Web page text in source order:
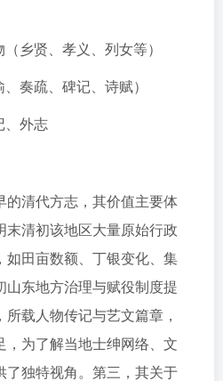
（乡贤、孝义、列女等）
奏疏、碑记、诗赋）
、外志
的清代方志，其价值主要体
清初该地区大量原始行政
如田亩数额、丁银变化、集
东地方治理与赋役制度提
载人物传记与艺文篇章，
为了解当地士绅网络、文
了独特视角。第三，其关于